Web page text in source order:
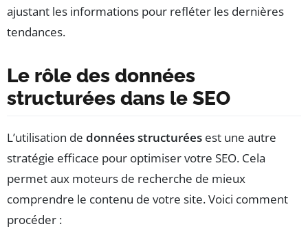
ajustant les informations pour refléter les dernières
tendances.
Le rôle des données
structurées dans le SEO
L’utilisation de données structurées est une autre
stratégie efficace pour optimiser votre SEO. Cela
permet aux moteurs de recherche de mieux
comprendre le contenu de votre site. Voici comment
procéder :